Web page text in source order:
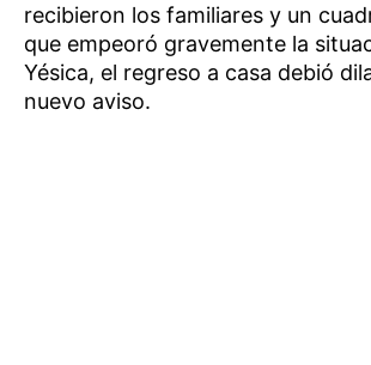
recibieron los familiares y un
que empeoró gravemente la
Yésica, el regreso a casa debió
nuevo aviso.